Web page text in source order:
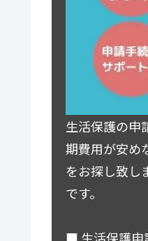
生活保護の申
期費用が安め
をお探し致し
です。